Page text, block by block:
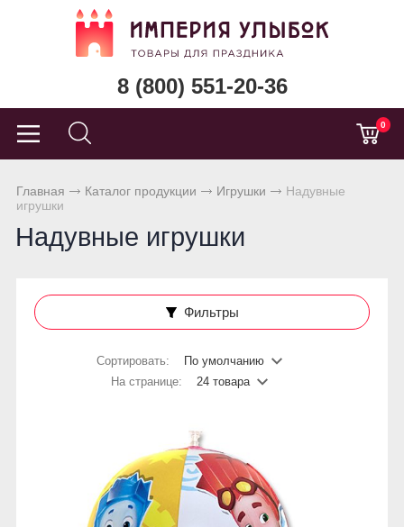
8 (800) 551-20-36
0
Главная Каталог продукции Игрушки
Надувные
игрушки
Надувные игрушки
Фильтры
Сортировать:
По умолчанию
На странице:
24 товара